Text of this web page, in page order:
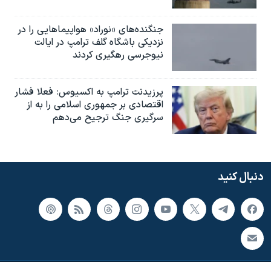
جنگنده‌های «نوراد» هواپیماهایی را در
نزدیکی باشگاه گلف ترامپ در ایالت
نیوجرسی رهگیری کردند
پرزیدنت ترامپ به اکسیوس: فعلا فشار
اقتصادی بر جمهوری اسلامی را به از
سرگیری جنگ ترجیح می‌دهم
دنبال کنید